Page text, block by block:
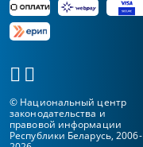
© Национальный центр
законодательства и
правовой информации
Республики Беларусь, 2006-